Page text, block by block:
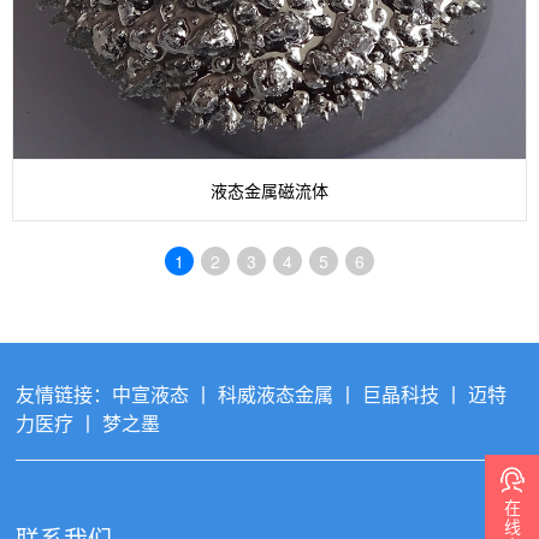
液态金属磁流体
1 2 3 4 5 6
友情链接： 中宣液态 丨科威液态金属 丨 巨晶科技 丨迈特
力医疗 丨 梦之墨
在
线